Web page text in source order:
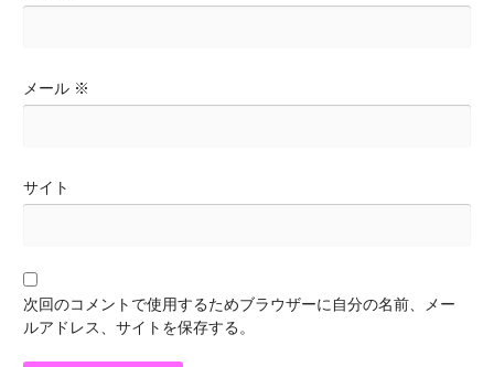
メール ※
サイト
次回のコメントで使用するためブラウザーに自分の名前、メー
ルアドレス、サイトを保存する。